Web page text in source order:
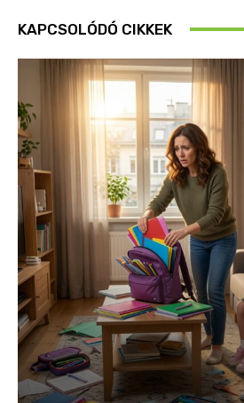
KAPCSOLÓDÓ CIKKEK